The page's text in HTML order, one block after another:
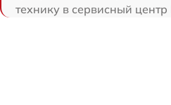
технику в сервисный центр